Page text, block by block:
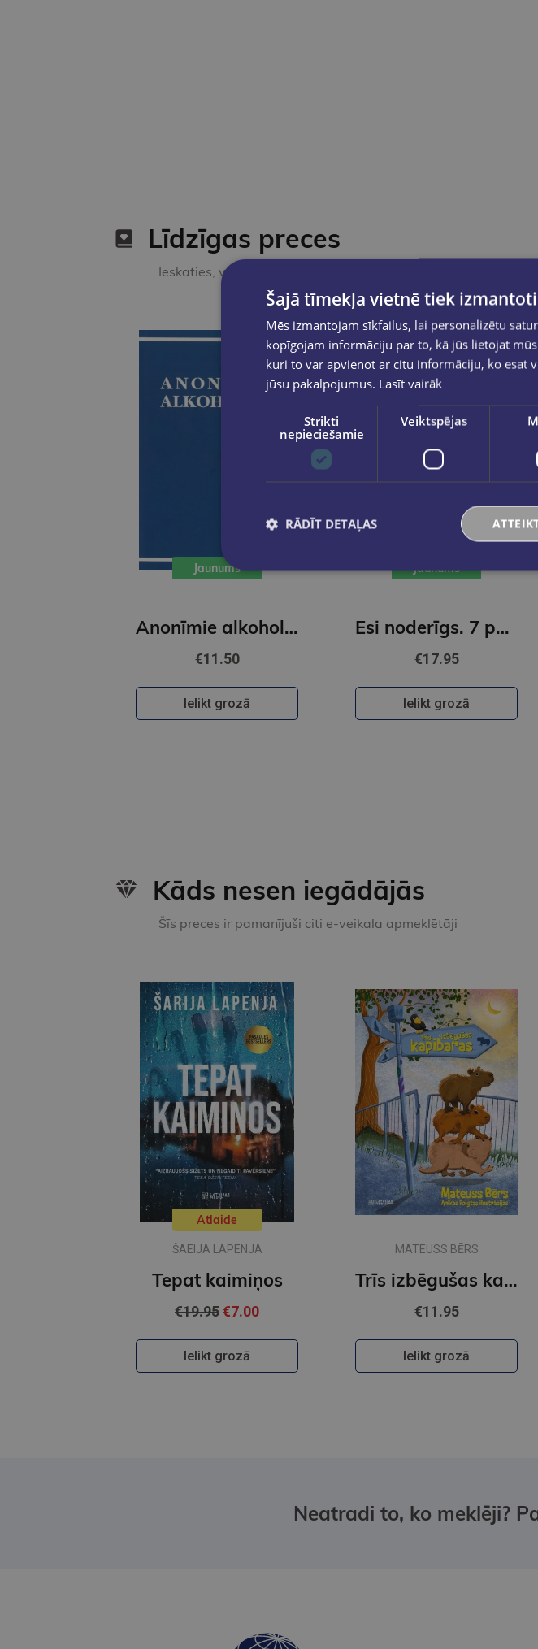
Līdzīgas preces
Ieskaties, varbūt noder
Jaunums
Anonīmie alkoholoķi
€11.50
Ielikt grozā
Jaunums
Esi noderīgs. 7 padomi dzīvei
€17.95
Ielikt grozā
Kāds nesen iegādājās
Šīs preces ir pamanījuši citi e-veikala apmeklētāji
Atlaide
ŠAEIJA LAPENJA
Tepat kaimiņos
€19.95€7.00
Ielikt grozā
MATEUSS BĒRS
Trīs izbēgušas kapibaras
€11.95
Ielikt grozā
Neatradi to, ko meklēji?
Šajā tīmekļa vietnē tiek
Mēs izmantojam sīkfailus, lai personalizētu
kopīgojam informāciju par to, kā jūs lietojat
kuri to var apvienot ar citu informāciju, ko esat
jūsu pakalpojumus. Lasīt vairāk
Strikti
nepieciešamie
Veiktspējas
RĀDĪT DETAĻAS